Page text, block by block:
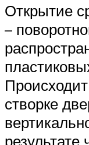
Открытие
–
створке
результате